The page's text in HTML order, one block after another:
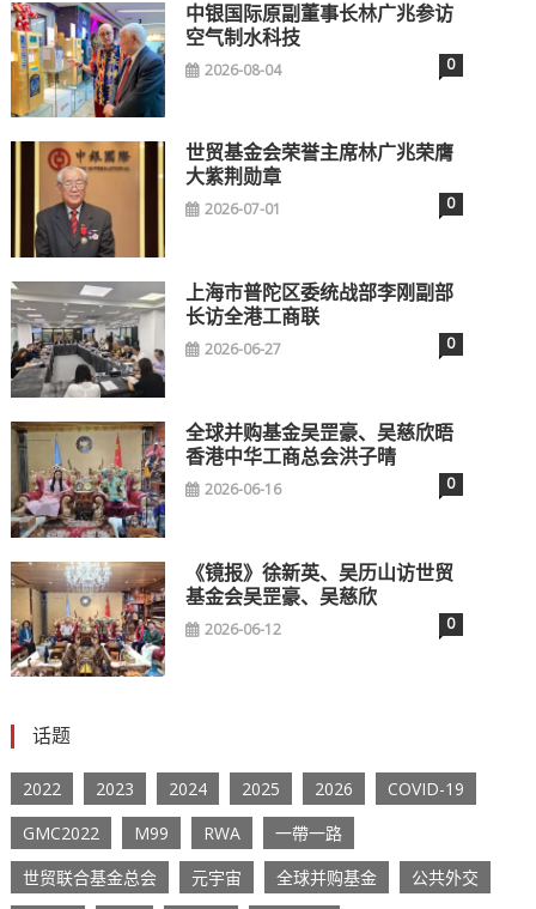
中银国际原副董事长林广兆参访
空气制水科技
2026-08-04 0
世贸基金会荣誉主席林广兆荣膺
大紫荆勋章
2026-07-01 0
上海市普陀区委统战部李刚副部
长访全港工商联
2026-06-27 0
全球并购基金吴罡豪、吴慈欣晤
香港中华工商总会洪子晴
2026-06-16 0
《镜报》徐新英、吴历山访世贸
基金会吴罡豪、吴慈欣
2026-06-12 0
话题
2022 2023 2024 2025 2026
COVID-19
GMC2022
M99 RWA
一帶一路
世贸联合基金总会
元宇宙 全球并购基金
公共外交